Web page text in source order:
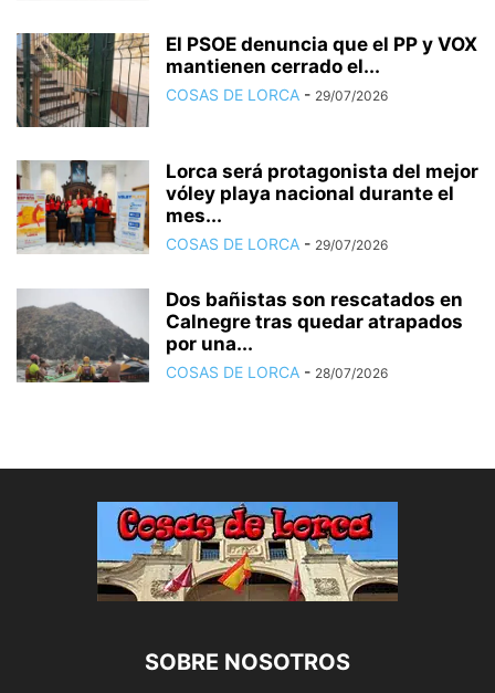
El PSOE denuncia que el PP y VOX
mantienen cerrado el...
COSAS DE LORCA - 29/07/2026
Lorca será protagonista del mejor
vóley playa nacional durante el
mes...
COSAS DE LORCA - 29/07/2026
Dos bañistas son rescatados en
Calnegre tras quedar atrapados
por una...
COSAS DE LORCA - 28/07/2026
SOBRE NOSOTROS